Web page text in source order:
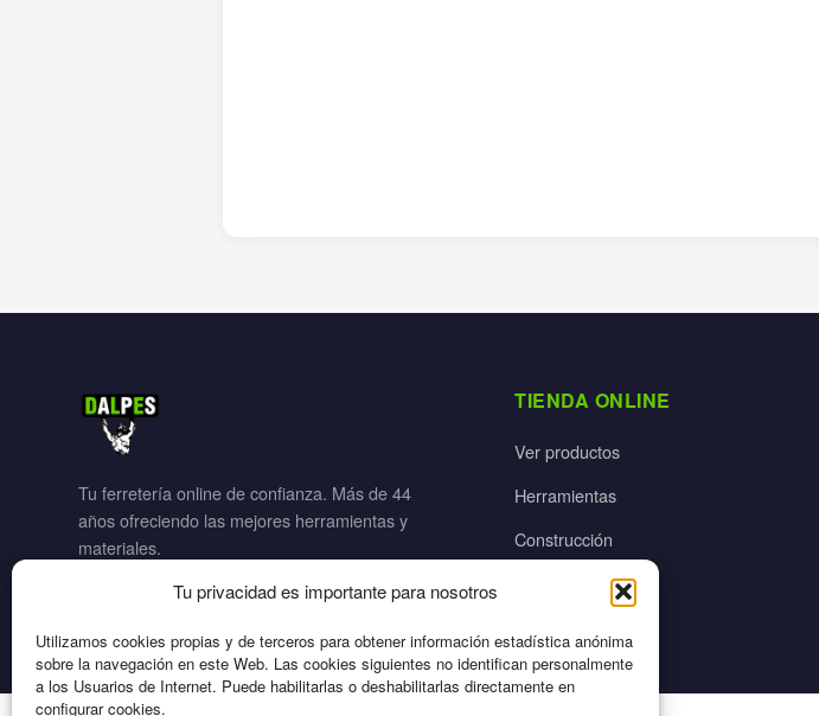
Tu privacidad es importante para nosotros
Utilizamos cookies propias y de terceros para obtener información estadística anónima
sobre la navegación en este Web. Las cookies siguientes no identifican personalmente
a los Usuarios de Internet. Puede habilitarlas o deshabilitarlas directamente en
configurar cookies.
Tu ferretería online de confianza. Más de 44
años ofreciendo las mejores herramientas y
materiales.
TIENDA ONLINE
Ver productos
Herramientas
Construcción